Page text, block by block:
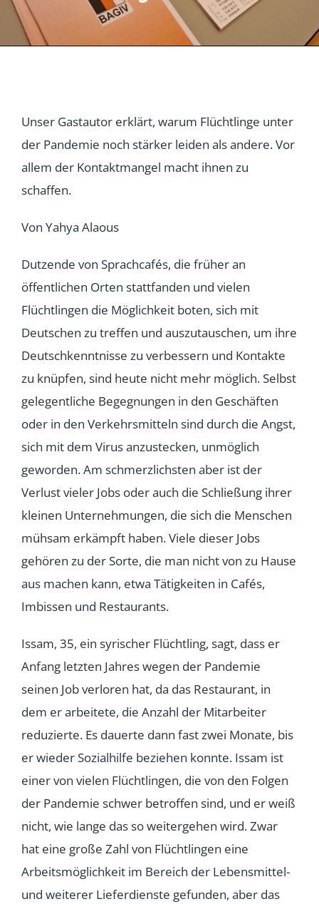
Unser Gastautor erklärt, warum Flüchtlinge unter
der Pandemie noch stärker leiden als andere. Vor
allem der Kontaktmangel macht ihnen zu
schaffen.
Von Yahya Alaous
Dutzende von Sprachcafés, die früher an
öffentlichen Orten stattfanden und vielen
Flüchtlingen die Möglichkeit boten, sich mit
Deutschen zu treffen und auszutauschen, um ihre
Deutschkenntnisse zu verbessern und Kontakte
zu knüpfen, sind heute nicht mehr möglich. Selbst
gelegentliche Begegnungen in den Geschäften
oder in den Verkehrsmitteln sind durch die Angst,
sich mit dem Virus anzustecken, unmöglich
geworden. Am schmerzlichsten aber ist der
Verlust vieler Jobs oder auch die Schließung ihrer
kleinen Unternehmungen, die sich die Menschen
mühsam erkämpft haben. Viele dieser Jobs
gehören zu der Sorte, die man nicht von zu Hause
aus machen kann, etwa Tätigkeiten in Cafés,
Imbissen und Restaurants.
Issam, 35, ein syrischer Flüchtling, sagt, dass er
Anfang letzten Jahres wegen der Pandemie
seinen Job verloren hat, da das Restaurant, in
dem er arbeitete, die Anzahl der Mitarbeiter
reduzierte. Es dauerte dann fast zwei Monate, bis
er wieder Sozialhilfe beziehen konnte. Issam ist
einer von vielen Flüchtlingen, die von den Folgen
der Pandemie schwer betroffen sind, und er weiß
nicht, wie lange das so weitergehen wird. Zwar
hat eine große Zahl von Flüchtlingen eine
Arbeitsmöglichkeit im Bereich der Lebensmittel-
und weiterer Lieferdienste gefunden, aber das